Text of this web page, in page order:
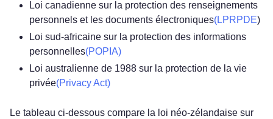
Loi canadienne sur la protection des renseignements
personnels et les documents électroniques(LPRPDE)
Loi sud-africaine sur la protection des informations
personnelles(POPIA)
Loi australienne de 1988 sur la protection de la vie
privée(Privacy Act)
Le tableau ci-dessous compare la loi néo-zélandaise sur